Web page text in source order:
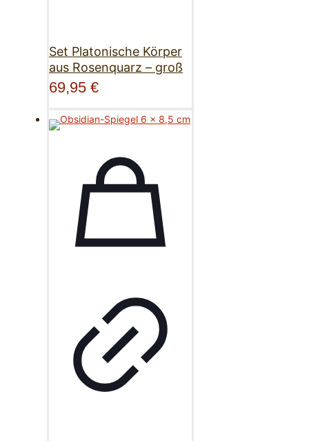
Set Platonische Körper
aus Rosenquarz – groß
69,95 €